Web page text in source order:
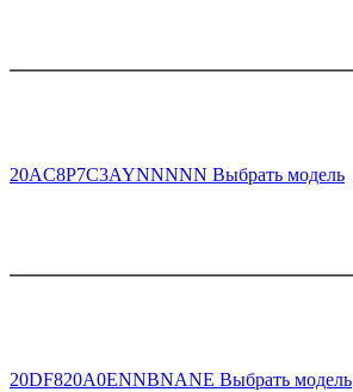
20AC8P7C3AYNNNNN Выбрать модель
20DF820A0ENNBNANE Выбрать модель